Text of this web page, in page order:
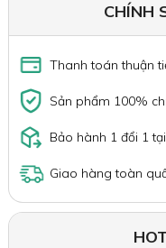
CHÍNH
Thanh toán thuận
Sản phẩm 100%
Bảo hành 1 đổi 1
Giao hàng toàn